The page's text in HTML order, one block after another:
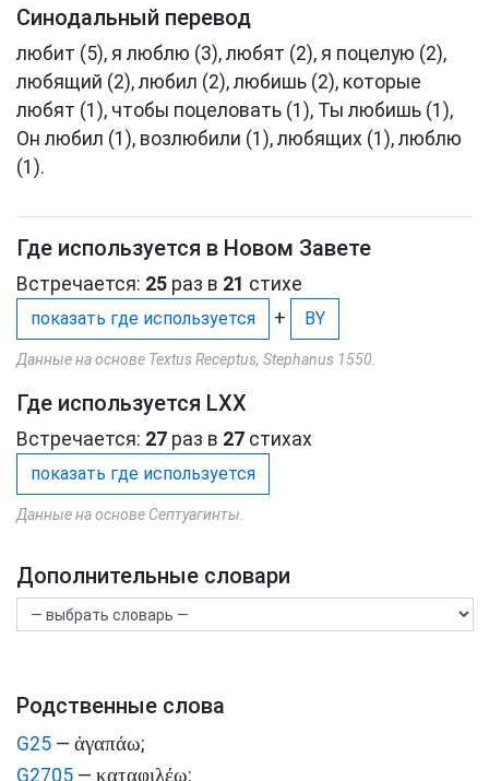
Синодальный перевод
любит (5), я люблю (3), любят (2), я поцелую (2),
любящий (2), любил (2), любишь (2), которые
любят (1), чтобы поцеловать (1), Ты любишь (1),
Он любил (1), возлюбили (1), любящих (1), люблю
(1).
Где используется в Новом Завете
Встречается: 25 раз в 21 стихе
показать где используется + BY
Данные на основе Textus Receptus, Stephanus 1550.
Где используется LXX
Встречается: 27 раз в 27 стихах
показать где используется
Данные на основе Септуагинты.
Дополнительные словари
Родственные слова
G25 — ἀγαπάω;
G2705 — καταφιλέω;